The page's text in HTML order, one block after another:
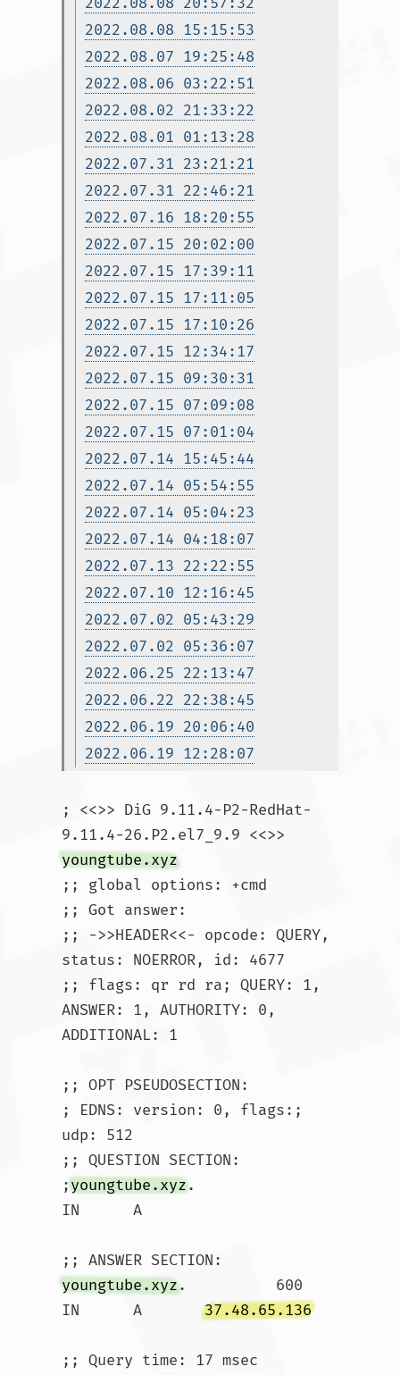
2022.08.08 15:15:53
2022.08.07 19:25:48
2022.08.06 03:22:51
2022.08.02 21:33:22
2022.08.01 01:13:28
2022.07.31 23:21:21
2022.07.31 22:46:21
2022.07.16 18:20:55
2022.07.15 20:02:00
2022.07.15 17:39:11
2022.07.15 17:11:05
2022.07.15 17:10:26
2022.07.15 12:34:17
2022.07.15 09:30:31
2022.07.15 07:09:08
2022.07.15 07:01:04
2022.07.14 15:45:44
2022.07.14 05:54:55
2022.07.14 05:04:23
2022.07.14 04:18:07
2022.07.13 22:22:55
2022.07.10 12:16:45
2022.07.02 05:43:29
2022.07.02 05:36:07
2022.06.25 22:13:47
2022.06.22 22:38:45
2022.06.19 20:06:40
2022.06.19 12:28:07
; <<>> DiG 9.11.4-P2-RedHat-
9.11.4-26.P2.el7_9.9 <<>>
youngtube.xyz
;; global options: +cmd
;; Got answer:
;; ->>HEADER<<- opcode: QUERY,
status: NOERROR, id: 4677
;; flags: qr rd ra; QUERY: 1,
ANSWER: 1, AUTHORITY: 0,
ADDITIONAL: 1
;; OPT PSEUDOSECTION:
; EDNS: version: 0, flags:;
udp: 512
;; QUESTION SECTION:
;youngtube.xyz.
IN	A
youngtube.xyz.		600
IN	A 37.48.65.136
;; Query time: 17 msec